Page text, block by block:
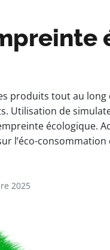
produits tout au
Utilisation de
écologique.
l’éco-
2025